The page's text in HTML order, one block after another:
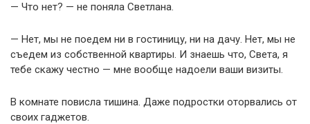
— Что нет? — не поняла Светлана.
— Нет, мы не поедем ни в гостиницу, ни на дачу. Нет, мы не
съедем из собственной квартиры. И знаешь что, Света, я
тебе скажу честно — мне вообще надоели ваши визиты.
В комнате повисла тишина. Даже подростки оторвались от
своих гаджетов.